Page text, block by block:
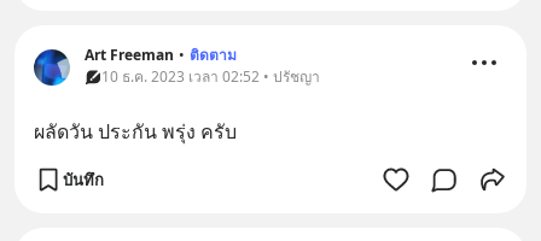
Art Freeman • ติดตาม
10 ธ.ค. 2023 เวลา 02:52 • ปรัชญา
ผลัดวัน ประกัน พรุ่ง ครับ
บันทึก